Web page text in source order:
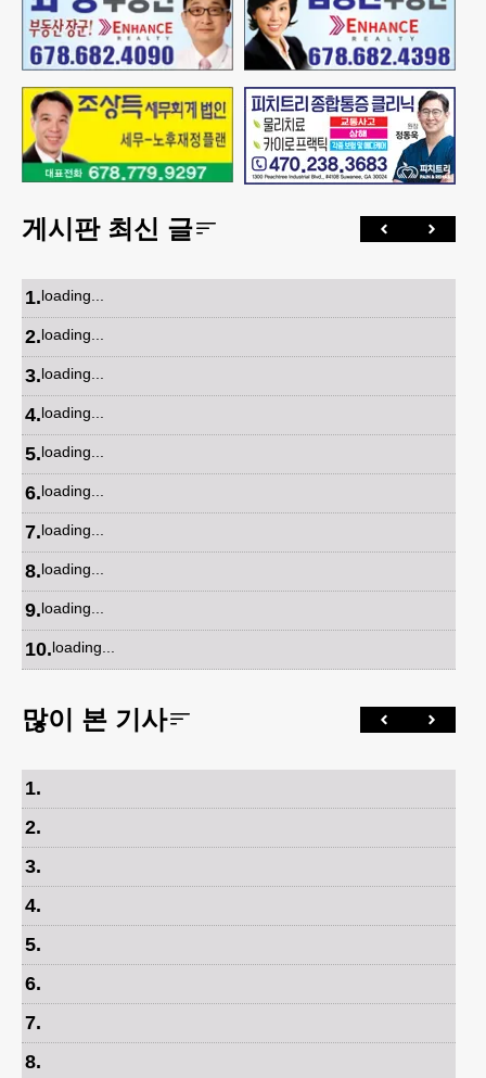
게시판 최신 글
1.loading...
2.loading...
3.loading...
4.loading...
5.loading...
6.loading...
7.loading...
8.loading...
9.loading...
10.loading...
많이 본 기사
1.
2.
3.
4.
5.
6.
7.
8.